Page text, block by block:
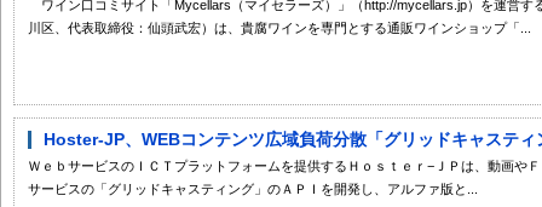
ワイン口コミサイト「Mycellars（マイセラーズ）」（http://mycellars.jp）を運営す
川区、代表取締役：仙頭武宏）は、貴腐ワインを専門とする通販ワインショップ「...
Hoster-JP、WEBコンテンツ広域負荷分散「グリッドキャステ
ＷｅｂサービスのＩＣＴプラットフォームを提供するＨｏｓｔｅｒ−ＪＰは、動画や
サービスの「グリッドキャスティング」のＡＰＩを開発し、アルファ版と...